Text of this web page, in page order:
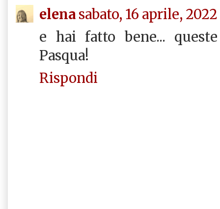
elena sabato, 16 aprile, 2022
e hai fatto bene...
Pasqua!
Rispondi